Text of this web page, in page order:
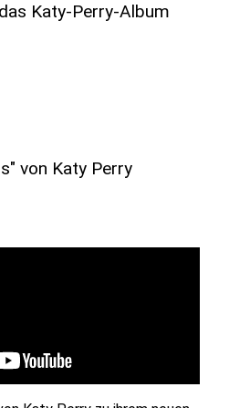
Katy-Perry-Album
von Katy Perry